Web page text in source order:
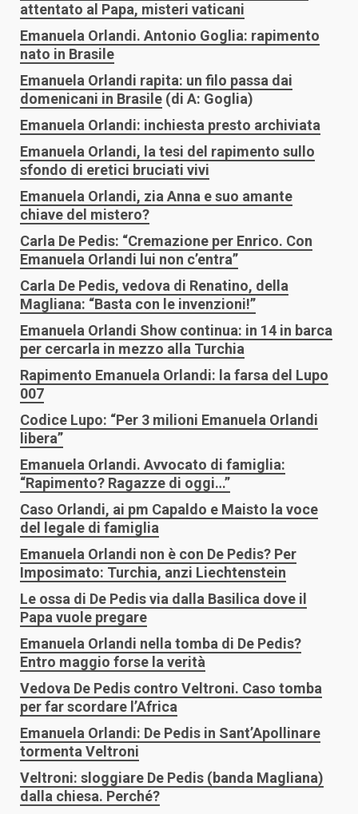
attentato al Papa, misteri vaticani
Emanuela Orlandi. Antonio Goglia: rapimento
nato in Brasile
Emanuela Orlandi rapita: un filo passa dai
domenicani in Brasile (di A: Goglia)
Emanuela Orlandi: inchiesta presto archiviata
Emanuela Orlandi, la tesi del rapimento sullo
sfondo di eretici bruciati vivi
Emanuela Orlandi, zia Anna e suo amante
chiave del mistero?
Carla De Pedis: “Cremazione per Enrico. Con
Emanuela Orlandi lui non c’entra”
Carla De Pedis, vedova di Renatino, della
Magliana: “Basta con le invenzioni!”
Emanuela Orlandi Show continua: in 14 in barca
per cercarla in mezzo alla Turchia
Rapimento Emanuela Orlandi: la farsa del Lupo
007
Codice Lupo: “Per 3 milioni Emanuela Orlandi
libera”
Emanuela Orlandi. Avvocato di famiglia:
“Rapimento? Ragazze di oggi…”
Caso Orlandi, ai pm Capaldo e Maisto la voce
del legale di famiglia
Emanuela Orlandi non è con De Pedis? Per
Imposimato: Turchia, anzi Liechtenstein
Le ossa di De Pedis via dalla Basilica dove il
Papa vuole pregare
Emanuela Orlandi nella tomba di De Pedis?
Entro maggio forse la verità
Vedova De Pedis contro Veltroni. Caso tomba
per far scordare l’Africa
Emanuela Orlandi: De Pedis in Sant’Apollinare
tormenta Veltroni
Veltroni: sloggiare De Pedis (banda Magliana)
dalla chiesa. Perché?